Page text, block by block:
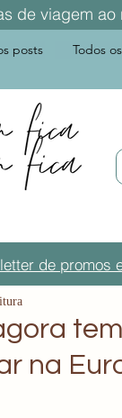
de viagem
posts Todos
de promos
na